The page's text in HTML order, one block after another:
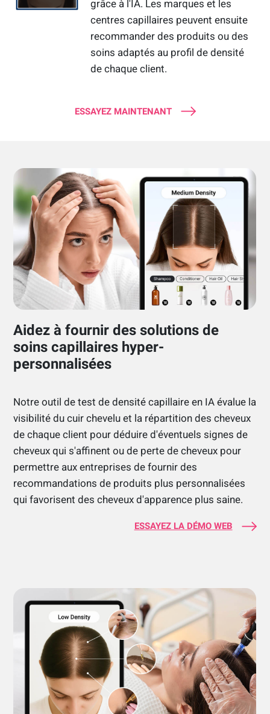
grâce à l'IA. Les marques et les
centres capillaires peuvent ensuite
recommander des produits ou des
soins adaptés au profil de densité
de chaque client.
ESSAYEZ MAINTENANT
Aidez à fournir des solutions de
soins capillaires hyper-
personnalisées
Notre outil de test de densité capillaire en IA évalue la
visibilité du cuir chevelu et la répartition des cheveux
de chaque client pour déduire d'éventuels signes de
cheveux qui s'affinent ou de perte de cheveux pour
permettre aux entreprises de fournir des
recommandations de produits plus personnalisées
qui favorisent des cheveux d'apparence plus saine.
ESSAYEZ LA DÉMO WEB